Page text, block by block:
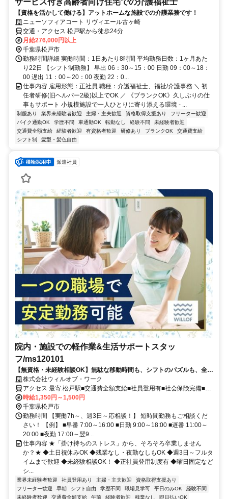
【資格を活かして働ける】アットホームな施設での介護業務です！
ニューソフィアコート リヴィエール古ヶ崎
交通・アクセス 松戸駅から徒歩24分
月給276,000円以上
千葉県松戸市
勤務時間詳細 実働時間：1日あたり8時間 平均勤務日数：1ヶ月あた
り22日 【シフト制勤務】 早出 06：30～15：00 日勤 09：00～18：
00 遅出 11：00～20：00 夜勤 22：0...
仕事内容 雇用形態：正社員 職種：介護福祉士、福祉/介護事務 ＼ 初
任者研修(旧ヘルパー2級)以上でOK ／ 《ブランクOK》久しぶりの仕
事もサポート 小規模施設で一人ひとりに寄り添える環境 - ...
制服あり 業界未経験者歓迎 主婦・主夫歓迎 資格取得支援あり
フリーター歓迎
バイク通勤OK
学歴不問 車通勤OK 転勤なし 経験不問
未経験者歓迎
交通費全額支給
経験者歓迎 有資格者歓迎 研修あり ブランクOK
交通費支給
シフト制
髪型・髪色自由
派遣社員
院内・施設での軽作業&生活サポートスタッ
フ/ms120101
【無資格・未経験相談OK】無駄な移動時間も、シフトのパズルも、全部
なし。掛け持ちバイト・派遣から「1社固定」に変える方、増えてま
す！【社保完備｜週3日～勤務OK｜日払可｜登録者数85万人以上｜取引
社数4900社以上】
株式会社ウィルオブ・ワーク
アクセス 最寄:松戸駅■交通費全額支給■社員登用有■社会保険完備■履
歴書不要
時給1,350円～1,500円
千葉県松戸市
勤務時間 【実働7h～、週3日～応相談！】 短時間勤務もご相談くだ
さい！ 【例】 ■早番 7:00～16:00 ■日勤 9:00～18:00 ■遅番 11:00～
20:00 ■夜勤 17:00～翌9...
仕事内容 ★「掛け持ちのストレス」から、そろそろ卒業しません
か？★ ◆土日祝休みOK ◆残業なし・夜勤なしもOK ◆週3日～フルタ
イムまで歓迎 ◆未経験相談OK！ ◆正社員登用制度有 ◆曜日固定など
シ...
業界未経験者歓迎 社員登用あり 主婦・主夫歓迎
資格取得支援あり
フリーター歓迎
早朝 シフト自由 学歴不問 職場見学可 平日のみOK
経験不問
未経験者歓迎
交通費全額支給 午前 経験者歓迎 残業なし 即日払いOK